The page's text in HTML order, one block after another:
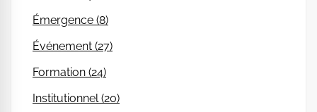
Émergence (8)
Événement (27)
Formation (24)
Institutionnel (20)